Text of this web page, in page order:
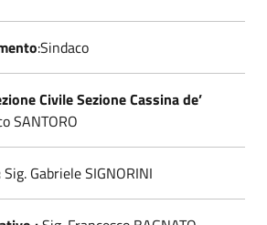
:Sindaco
Civile Sezione Cassina de’
SANTORO
Sig. Gabriele SIGNORINI